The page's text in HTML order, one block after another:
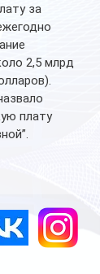
за
2,5 млрд
плату